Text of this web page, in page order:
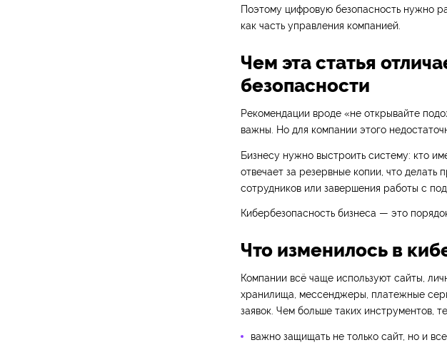
Поэтому цифровую безопасность нужно
как часть управления компанией.
Чем эта статья
безопасности
Рекомендации вроде «не открывайте
важны. Но для компании этого
Бизнесу нужно выстроить систему: кто
отвечает за резервные копии, что делать
сотрудников или завершения работы с
Кибербезопасность бизнеса — это
Что изменилось в
Компании всё чаще используют сайты,
хранилища, мессенджеры, платежные
заявок. Чем больше таких инструментов,
важно защищать не только сайт, но и